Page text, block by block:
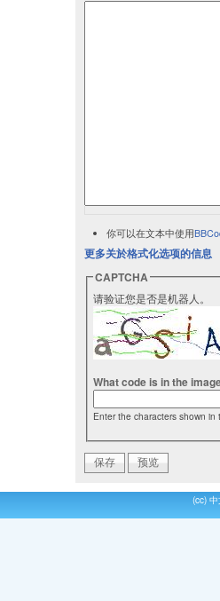
你可以在文本中使用
更多关於格式化选项的信息
CAPTCHA
请验证您是否是机器人。
What code is in the
Enter the characters shown in
(cc)中